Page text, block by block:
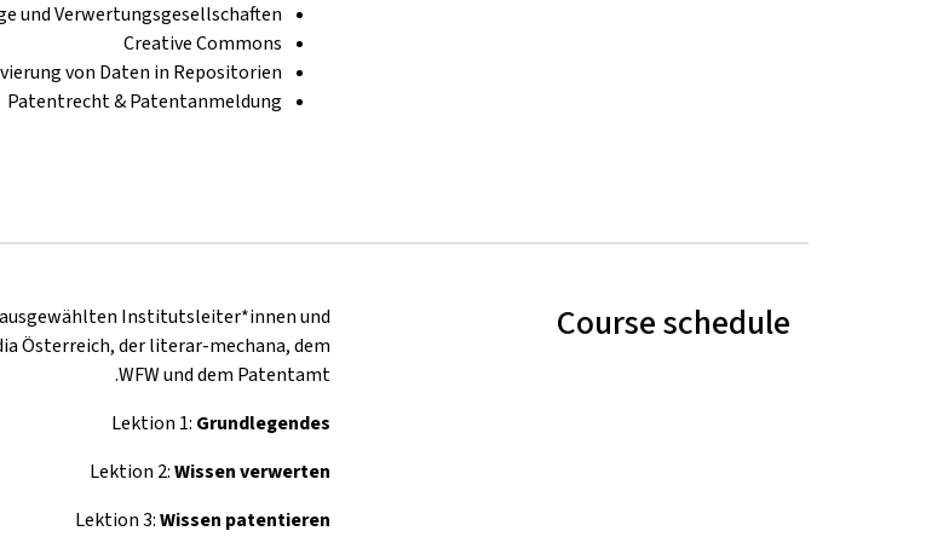
und Verwertungsgesellschaften
Creative Commons
von Daten in Repositorien
Patentrecht & Patentanmeldung
Course schedule
Institutsleiter*innen und
Österreich, der literar-mechana, dem
WFW und dem Patentamt.
Lektion 1: Grundlegendes
Lektion 2:Wissen verwerten
Lektion 3:Wissen patentieren